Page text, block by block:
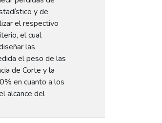
y de
el respectivo
el cual
las
el peso de las
de Corte y la
en cuanto a los
alcance del